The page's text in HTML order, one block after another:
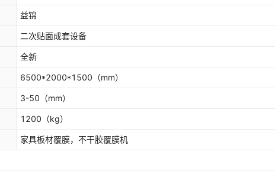
益锦
二次贴面成套设备
全新
6500*2000*1500 （mm）
3-50 （mm）
1200 （kg）
家具板材覆膜，不干胶覆膜机